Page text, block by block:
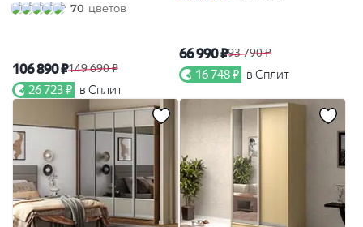
70 цветов
106 890 ₽149 690 ₽
26 723 ₽ в Сплит
66 990 ₽93 790 ₽
16 748 ₽ в Сплит